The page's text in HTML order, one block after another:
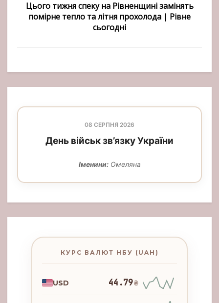
Цього тижня спеку на Рівненщині замінять
помірне тепло та літня прохолода | Рівне
сьогодні
08 СЕРПНЯ 2026
День військ зв’язку України
Іменини:Омеляна
КУРС ВАЛЮТ НБУ (UAH)
USD 44.79₴